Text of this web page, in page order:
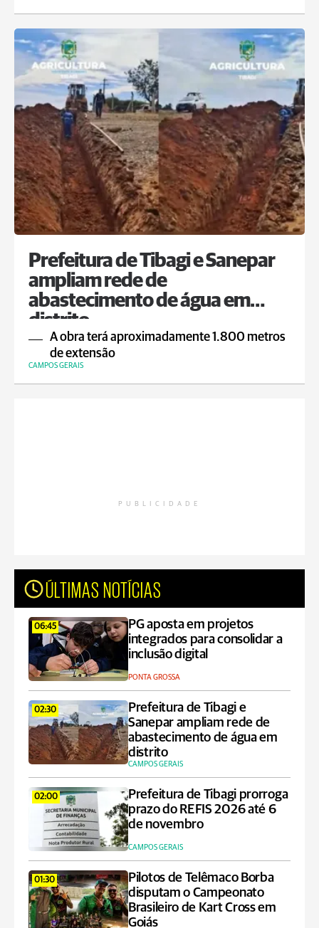
Prefeitura de Tibagi e Sanepar
ampliam rede de
abastecimento de água em
distrito
A obra terá aproximadamente 1.800 metros
de extensão
CAMPOS GERAIS
PUBLICIDADE
ÚLTIMAS NOTÍCIAS
06:45
PG aposta em projetos
integrados para consolidar a
inclusão digital
PONTA GROSSA
02:30
Prefeitura de Tibagi e
Sanepar ampliam rede de
abastecimento de água em
distrito
CAMPOS GERAIS
02:00
Prefeitura de Tibagi prorroga
prazo do REFIS 2026 até 6
de novembro
CAMPOS GERAIS
01:30
Pilotos de Telêmaco Borba
disputam o Campeonato
Brasileiro de Kart Cross em
Goiás